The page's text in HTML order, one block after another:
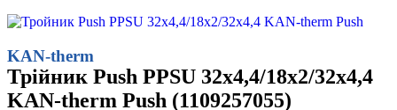
KAN-therm
Трійник Push PPSU 32x4,4/18x2/32x4,4
KAN-therm Push (1109257055)